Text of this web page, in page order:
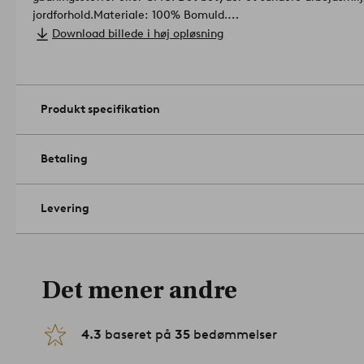
jordforhold.
Materiale: 100% Bomuld.
Størrelse: Vælg størrelse ved bestilling.
Trådtæthed for 144 TC. (Trådtætheden angiver antal tråde,
Tørretumbler ved medium varme. Strygning ved høj
(kun med petroleumsbaserede opløsningsmidler). Krympning
Download billede i høj opløsning
Produkt specifikation
Betaling
Levering
Det mener andre
4.3 baseret på 35 bedømmelser